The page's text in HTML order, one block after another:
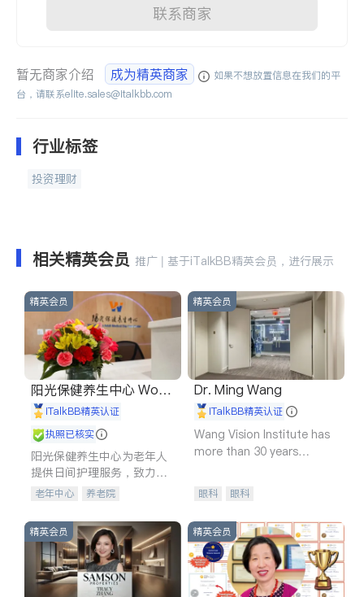
联系商家
暂无商家介绍 成为精英商家
如果不想放置信息在我们的平
台，请联系elite.sales@italkbb.com
行业标签
投资理财
相关精英会员 推广 | 基于iTalkBB精英会员，进行展示
精英会员
阳光保健养生中心 World
shine
iTalkBB精英认证
执照已核实
阳光保健养生中心为老年人
提供日间护理服务，致力于
通过持续的护理创新来有效
老年中心 养老院
精英会员
Dr. Ming Wang
iTalkBB精英认证
Wang Vision Institute has
more than 30 years
眼科 眼科
精英会员 精英会员